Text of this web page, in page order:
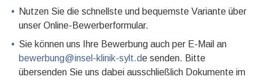
Nutzen Sie die schnellste und bequemste Variante über
unser Online-Bewerberformular.
Sie können uns Ihre Bewerbung auch per E-Mail an
bewerbung@insel-klinik-sylt.de senden. Bitte
übersenden Sie uns dabei ausschließlich Dokumente im